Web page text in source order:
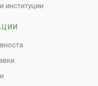
институции